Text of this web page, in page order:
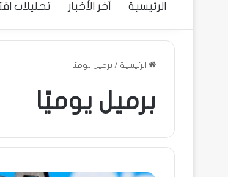
الرئيسية آخر الأخبار تحليلات
الرئيسية / برميل يوميًا
برميل يوميًا